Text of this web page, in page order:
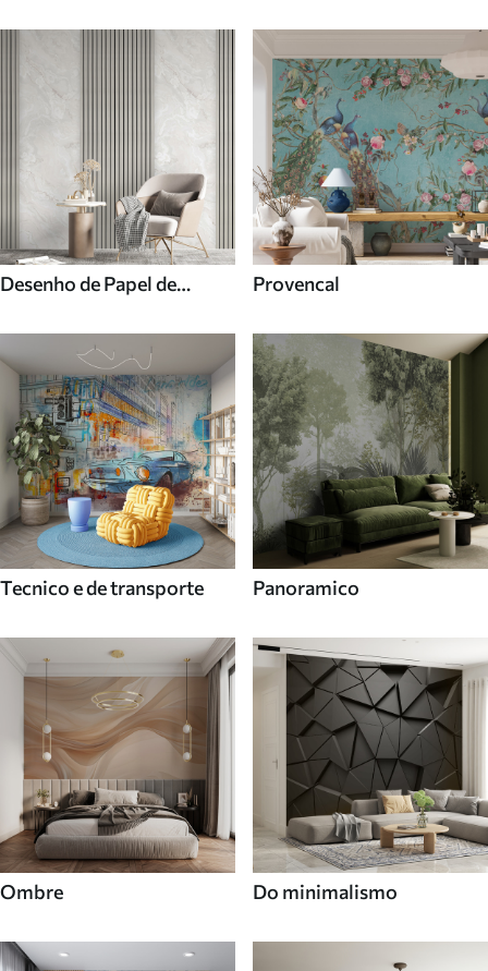
Desenho de Papel de
Provencal
Tecnico e de transporte Panoramico
Ombre Do minimalismo